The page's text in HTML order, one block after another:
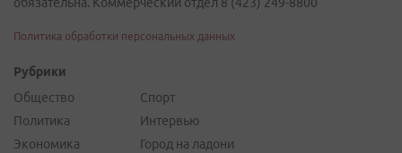
обязательна. Коммерческий отдел 8 (423) 249-8800
Политика обработки персональных данных
Рубрики
Общество
Политика
Экономика
Спорт
Интервью
Город на ладони